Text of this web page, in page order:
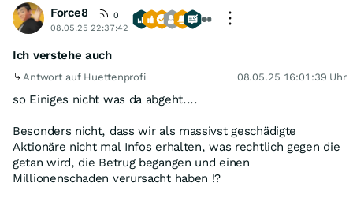
Force8
0
08.05.25 22:37:42
Ich verstehe auch
Antwort auf Huettenprofi 08.05.25 16:01:39 Uhr
so Einiges nicht was da abgeht....
Besonders nicht, dass wir als massivst geschädigte
Aktionäre nicht mal Infos erhalten, was rechtlich gegen die
getan wird, die Betrug begangen und einen
Millionenschaden verursacht haben !?